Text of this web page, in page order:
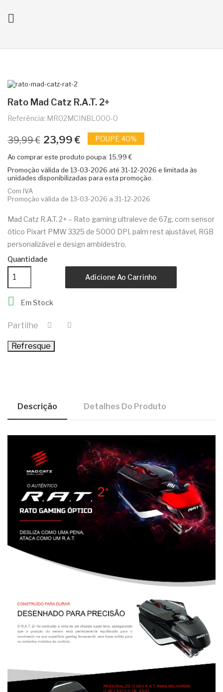

Rato Mad Catz R.A.T. 2+
Referência: MR02MCINBL000-0
39,99 € 23,99 € POUPE 40%
Ao comprar este produto poupa: 15,99 €
Promoção válida de 13-03-2026 até 31-12-2026 e limitada às
unidades disponibilizadas para esta promoção.
Com IVA
Promoção válida de 13-03-2026 a 31-12-2026
Mad Catz R.A.T. 2+ – Rato gaming ultraleve de 67g, com sensor
ótico Pixart PMW 3325 de 5000 DPI, palm rest ajustável, RGB
personalizável e design ambidestro.
Quantidade
Adicione Ao Carrinho
 Em Stock
Partilhe
Descrição Detalhes Do Produto